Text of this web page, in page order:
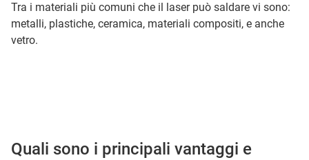
Tra i materiali più comuni che il laser può saldare vi sono:
metalli, plastiche, ceramica, materiali compositi, e anche
vetro.
Quali sono i principali vantaggi e